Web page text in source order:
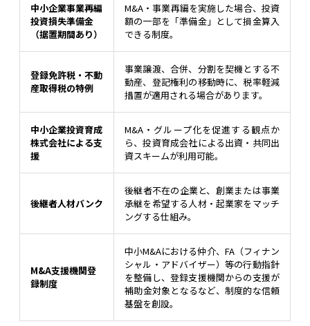
中小企業事業再編
投資損失準備金
（据置期間あり）
M&A・事業再編を実施した場合、投資
額の一部を「準備金」として損金算入
できる制度。
登録免許税・不動
産取得税の特例
事業譲渡、合併、分割を契機とする不
動産、登記権利の移動時に、税率軽減
措置が適用される場合があります。
中小企業投資育成
株式会社による支
援
M&A・グループ化を促進する観点か
ら、投資育成会社による出資・共同出
資スキームが利用可能。
後継者人材バンク
後継者不在の企業と、創業または事業
承継を希望する人材・起業家をマッチ
ングする仕組み。
M&A支援機関登
録制度
中小M&Aにおける仲介、FA（フィナン
シャル・アドバイザー）等の行動指針
を整備し、登録支援機関からの支援が
補助金対象となるなど、制度的な信頼
基盤を創設。